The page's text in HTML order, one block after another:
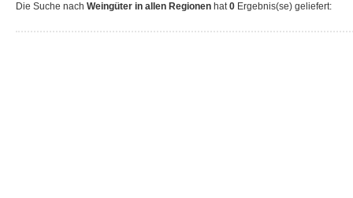
Die Suche nach Weingüter in allen Regionen hat0 Ergebnis(se) geliefert: